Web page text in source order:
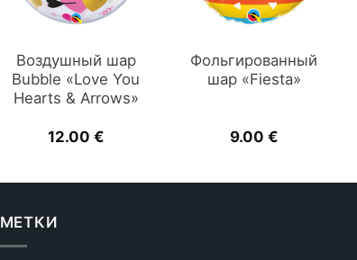
Воздушный шар
Bubble «Love You
Hearts & Arrows»
12.00 €
Фольгированный
шар «Fiesta»
9.00 €
МЕТКИ